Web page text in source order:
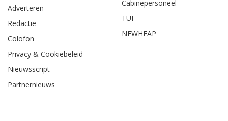
Adverteren
Redactie
Colofon
Privacy & Cookiebeleid
Nieuwsscript
Partnernieuws
Cabinepersoneel
TUI
NEWHEAP